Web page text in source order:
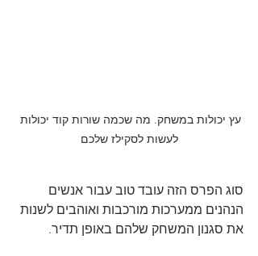
עץ יכולות במשחק. מה שכמה שורות קוד יכולות
לעשות לסקילז שלכם
סוג הפרס הזה עובד טוב עבור אנשים
הנהנים ממערכות מורכבות ואוהבים לשנות
את סגנון המשחק שלהם באופן תדיר.